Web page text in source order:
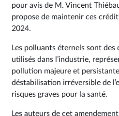
pour avis de M. Vincent
propose de maintenir ces
2024.
Les polluants éternels sont des
utilisés dans l’industrie,
pollution majeure et
déstabilisation irréversible de
risques graves pour la santé.
Les auteurs de cet